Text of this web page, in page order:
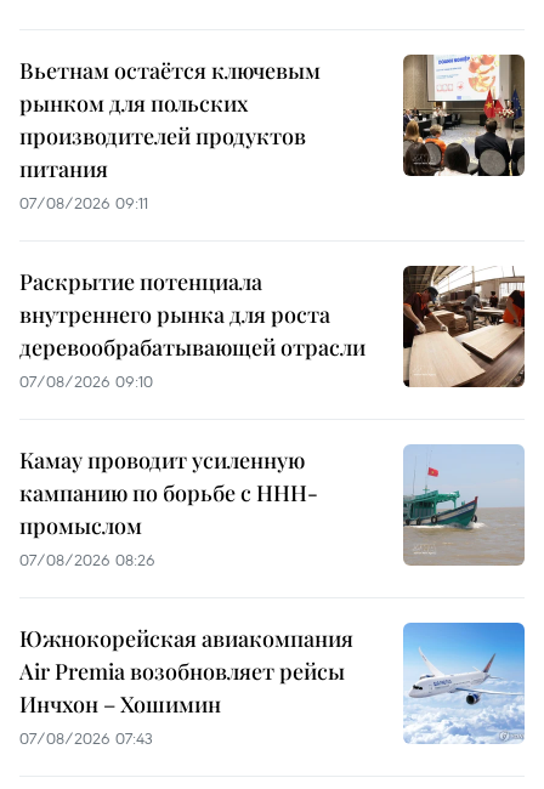
Вьетнам остаётся ключевым
рынком для польских
производителей продуктов
питания
07/08/2026 09:11
Раскрытие потенциала
внутреннего рынка для роста
деревообрабатывающей отрасли
07/08/2026 09:10
Камау проводит усиленную
кампанию по борьбе с ННН-
промыслом
07/08/2026 08:26
Южнокорейская авиакомпания
Air Premia возобновляет рейсы
Инчхон – Хошимин
07/08/2026 07:43